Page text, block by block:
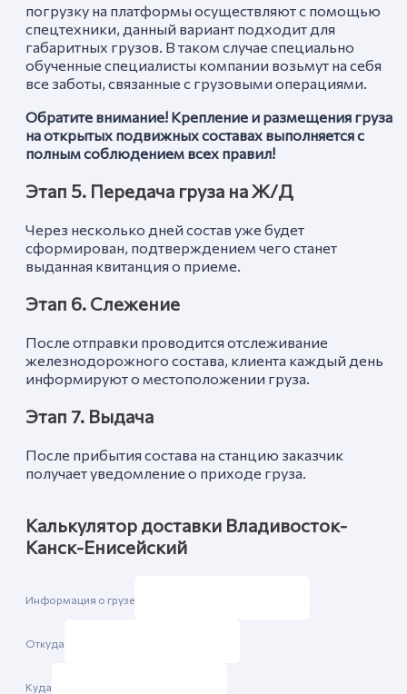
погрузку на платформы осуществляют с помощью
спецтехники, данный вариант подходит для
габаритных грузов. В таком случае специально
обученные специалисты компании возьмут на себя
все заботы, связанные с грузовыми операциями.
Обратите внимание! Крепление и размещения груза
на открытых подвижных составах выполняется с
полным соблюдением всех правил!
Этап 5. Передача груза на Ж/Д
Через несколько дней состав уже будет
сформирован, подтверждением чего станет
выданная квитанция о приеме.
Этап 6. Слежение
После отправки проводится отслеживание
железнодорожного состава, клиента каждый день
информируют о местоположении груза.
Этап 7. Выдача
После прибытия состава на станцию заказчик
получает уведомление о приходе груза.
Калькулятор доставки Владивосток-
Канск-Енисейский
Информация о грузе
Откуда
Куда